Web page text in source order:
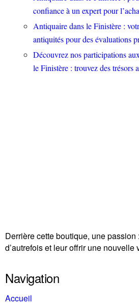
confiance à un expert pour
Antiquaire dans le Finistère :
antiquités pour des évaluations
Découvrez nos participations
le Finistère : trouvez des trésors
Derrière cette boutique, une
d’autrefois et leur offrir une nouvelle
Navigation
Accueil